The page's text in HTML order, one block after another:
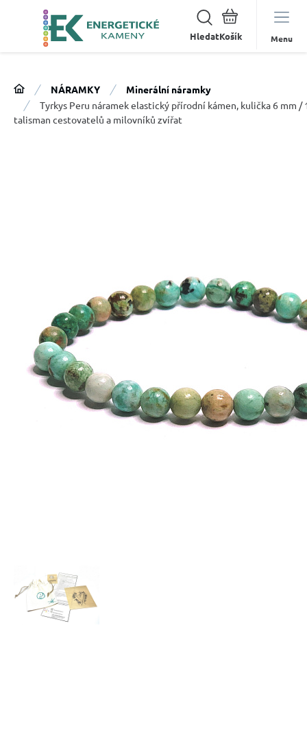
Hledat Menu
NÁRAMKY
Minerální náramky
Tyrkys Peru náramek elastický přírodní kámen, kulička 6 mm /
talisman cestovatelů a milovníků zvířat